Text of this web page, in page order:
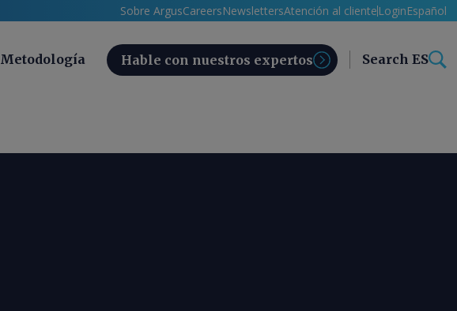
Sobre ArgusCareersNewslettersAtención al cliente LoginEspañol
Metodología Hable con nuestros expertos Search ES